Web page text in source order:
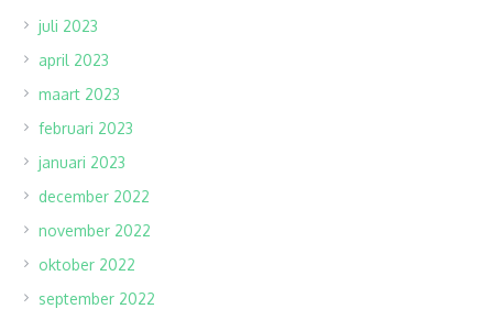
juli 2023
april 2023
maart 2023
februari 2023
januari 2023
december 2022
november 2022
oktober 2022
september 2022